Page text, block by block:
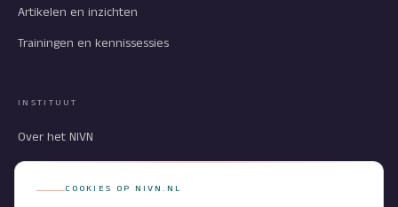
Artikelen en inzichten
Trainingen en kennissessies
INSTITUUT
Over het NIVN
Partners
COOKIES OP NIVN.NL